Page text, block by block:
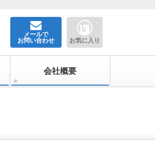
メールで
お問い合わせ お気に入り
会社概要